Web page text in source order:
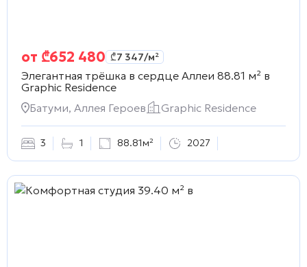
от ₾652 480 ₾7 347/м²
Элегантная трёшка в сердце Аллеи 88.81 м² в
Graphic Residence
Батуми, Аллея Героев
Graphic Residence
3 1 88.81м² 2027